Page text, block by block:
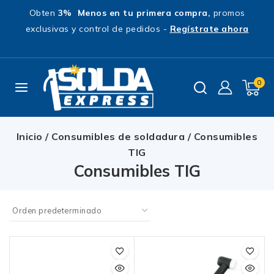
Obten 3% Menos en tu primera compra, promos
exclusivas y control de pedidos - Regístrate ahora
0
Inicio / Consumibles de soldadura / Consumibles
TIG
Consumibles TIG